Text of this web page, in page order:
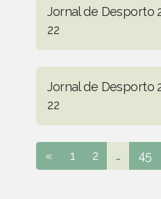
Jornal de Desporto
22
Jornal de Desporto
22
« 1 2 ... 45